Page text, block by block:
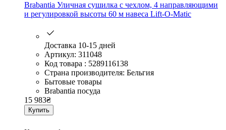
Brabantia Уличная сушилка с чехлом, 4 направляющими
и регулировкой высоты 60 м навеса Lift-O-Matic
Доставка 10-15 дней
Артикул: 311048
Код товара : 5289116138
Страна производителя: Бельгия
Бытовые товары
Brabantia посуда
15 983₴
Купить